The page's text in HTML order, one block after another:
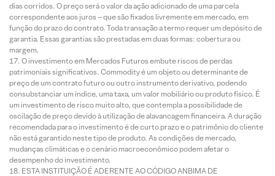
dias corridos. O preço será o valor da ação adicionado de uma parcela
correspondente aos juros – que são fixados livremente em mercado, em
função do prazo do contrato. Toda transação a termo requer um depósito de
garantia. Essas garantias são prestadas em duas formas: cobertura ou
margem.
O investimento em Mercados Futuros embute riscos de perdas
patrimoniais significativos. Commodity é um objeto ou determinante de
preço de um contrato futuro ou outro instrumento derivativo, podendo
consubstanciar um índice, uma taxa, um valor mobiliário ou produto físico. É
um investimento de risco muito alto, que contempla a possibilidade de
oscilação de preço devido à utilização de alavancagem financeira. A duração
recomendada para o investimento é de curto prazo e o patrimônio do cliente
não está garantido neste tipo de produto. As condições de mercado,
mudanças climáticas e o cenário macroeconômico podem afetar o
desempenho do investimento.
ESTA INSTITUIÇÃO É ADERENTE AO CÓDIGO ANBIMA DE